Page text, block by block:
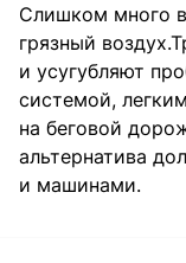
Слишком много
грязный
и усугубляют
системой,
на беговой
альтернатива
и машинами.